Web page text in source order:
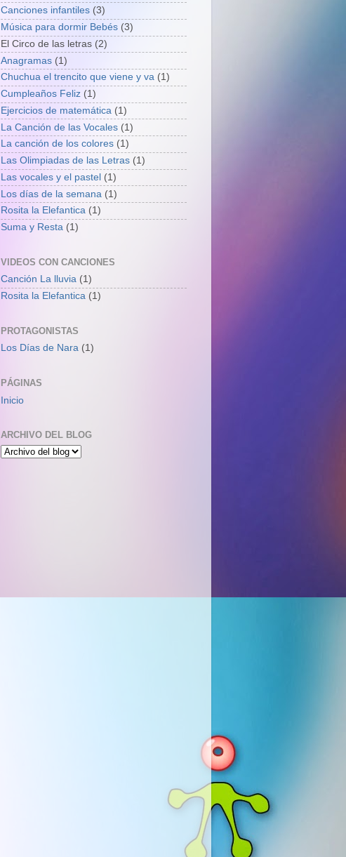
Canciones infantiles (3)
Música para dormir Bebés (3)
El Circo de las letras (2)
Anagramas (1)
Chuchua el trencito que viene y va (1)
Cumpleaños Feliz (1)
Ejercicios de matemática (1)
La Canción de las Vocales (1)
La canción de los colores (1)
Las Olimpiadas de las Letras (1)
Las vocales y el pastel (1)
Los días de la semana (1)
Rosita la Elefantica (1)
Suma y Resta (1)
VIDEOS CON CANCIONES
Canción La lluvia (1)
Rosita la Elefantica (1)
PROTAGONISTAS
Los Días de Nara (1)
PÁGINAS
Inicio
ARCHIVO DEL BLOG